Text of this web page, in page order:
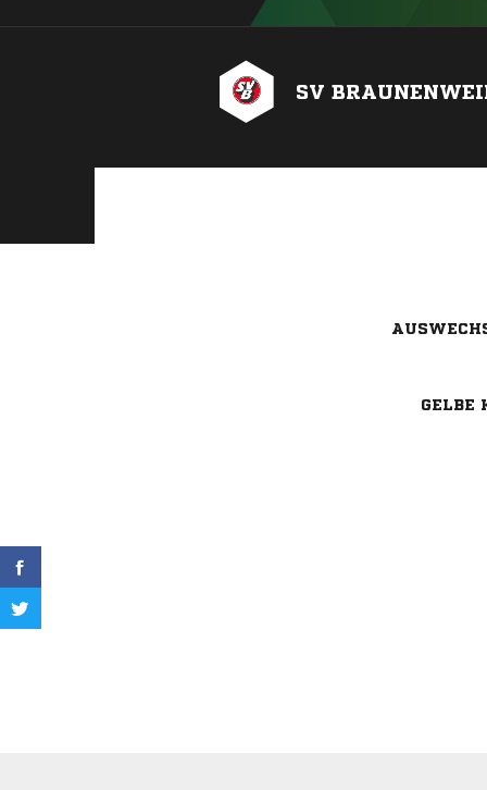
SV
GELBE